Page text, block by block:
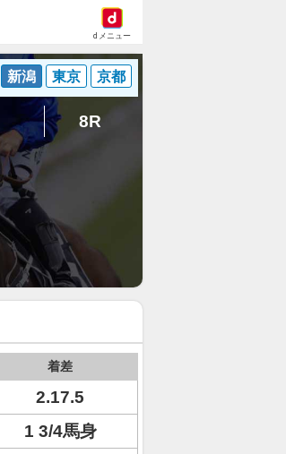
dメニュー
新潟 東京 京都
8R
着差
2.17.5
1 3/4馬身